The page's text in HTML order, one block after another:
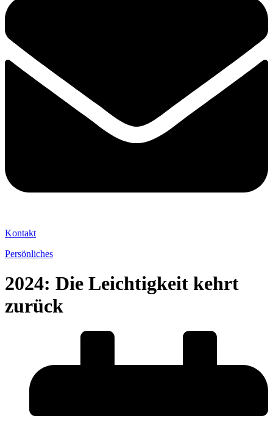
Kontakt
Persönliches
2024: Die Leichtigkeit kehrt
zurück